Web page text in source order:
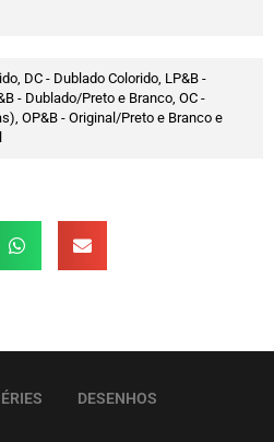
DC - Dublado Colorido, LP&B -
- Dublado/Preto e Branco, OC -
OP&B - Original/Preto e Branco e
DESENHOS